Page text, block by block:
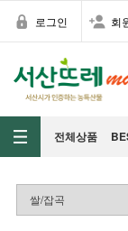
로그인 회
전체상품